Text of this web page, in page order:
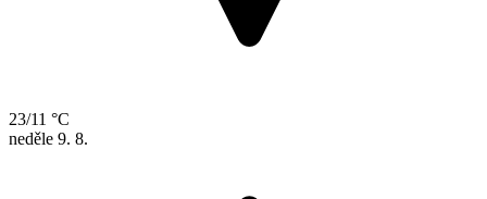
23/11 °C
neděle 9. 8.